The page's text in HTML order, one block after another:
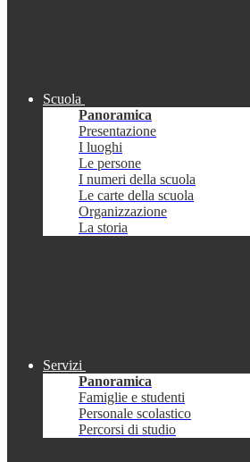
Scuola
Panoramica
Presentazione
I luoghi
Le persone
I numeri della scuola
Le carte della scuola
Organizzazione
La storia
Servizi
Panoramica
Famiglie e studenti
Personale scolastico
Percorsi di studio